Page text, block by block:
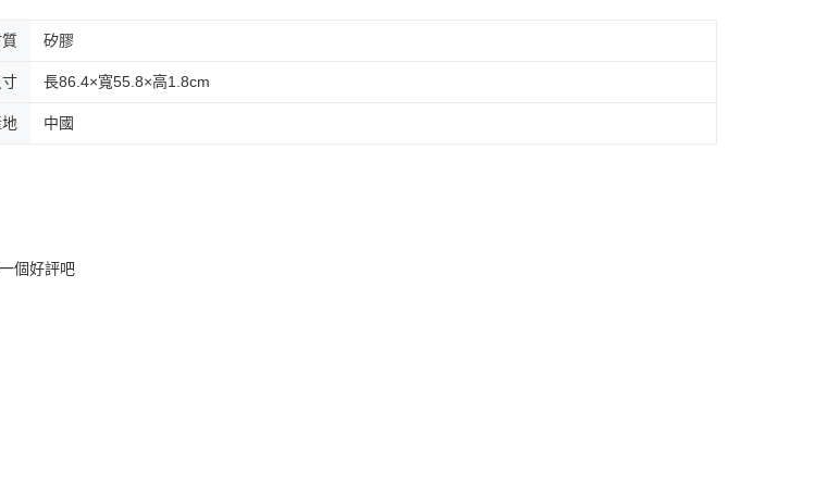
矽膠
寸 長86.4×寬55.8×高1.8cm
中國
個好評吧